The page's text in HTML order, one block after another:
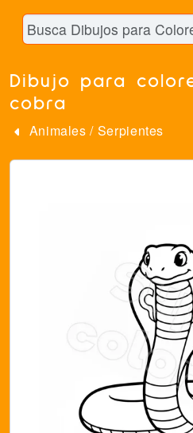
Dibujo para
cobra
Animales / Serpientes